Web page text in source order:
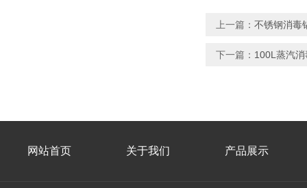
上一篇： 不锈钢消毒
下一篇： 100L蒸汽
网站首页 关于我们 产品展示